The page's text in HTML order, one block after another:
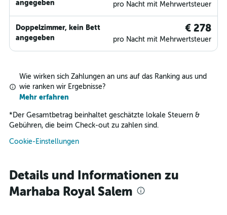
angegeben
pro Nacht mit Mehrwertsteuer
Doppelzimmer, kein Bett
angegeben
€ 278
pro Nacht mit Mehrwertsteuer
Wie wirken sich Zahlungen an uns auf das Ranking aus und
wie ranken wir Ergebnisse?
Mehr erfahren
* Der Gesamtbetrag beinhaltet geschätzte lokale Steuern &
Gebühren, die beim Check-out zu zahlen sind.
Cookie-Einstellungen
Details und Informationen zu
Marhaba Royal Salem